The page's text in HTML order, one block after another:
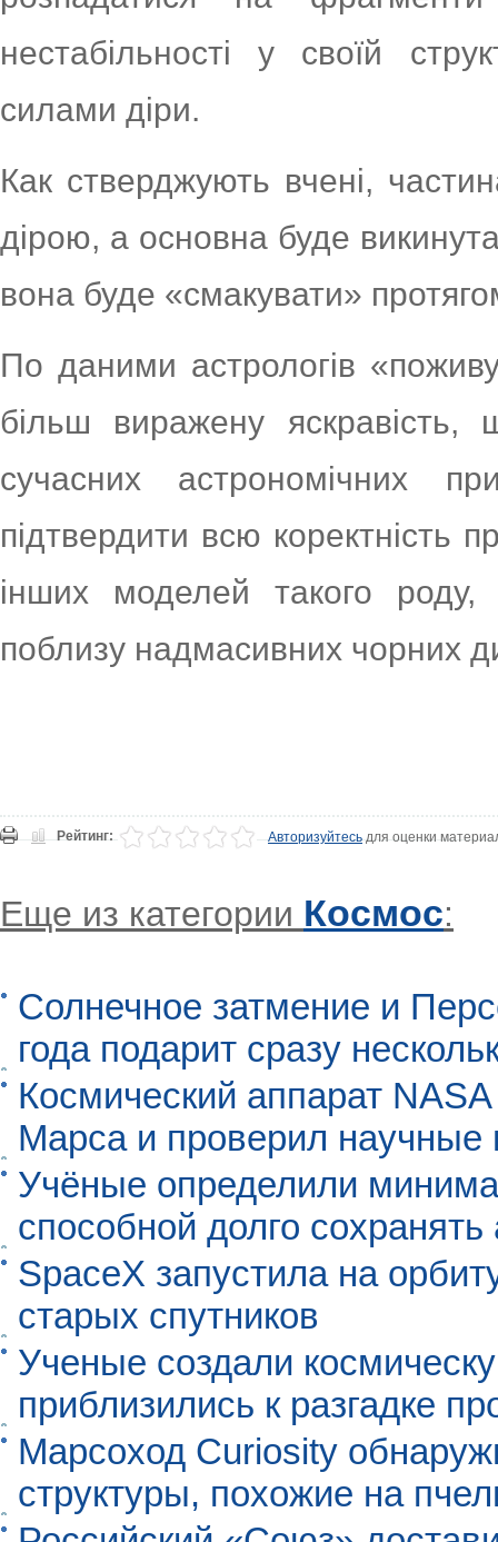
нестабільності у своїй
силами діри.
Как стверджують вчені,
дірою, а основна буде
вона буде «смакувати»
По даними астрологів
більш виражену
сучасних астрономічних
підтвердити всю коректність
інших моделей такого роду,
поблизу надмасивних чорних
Рейтинг: Авторизуйтесьдля оценки
Еще из категории Космос:
Солнечное затмение и
года подарит сразу
Космический аппарат
Марса и проверил научные
Учёные определили
способной долго
SpaceX запустила на
старых спутников
Ученые создали
приблизились к разгадке
Марсоход Curiosity
структуры, похожие на